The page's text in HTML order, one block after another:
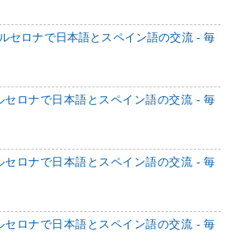
セロナで日本語とスペイン語の交流 - 毎
セロナで日本語とスペイン語の交流 - 毎
セロナで日本語とスペイン語の交流 - 毎
セロナで日本語とスペイン語の交流 - 毎